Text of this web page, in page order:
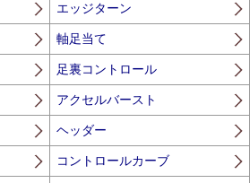
エッジターン
軸足当て
足裏コントロール
アクセルバースト
ヘッダー
コントロールカーブ